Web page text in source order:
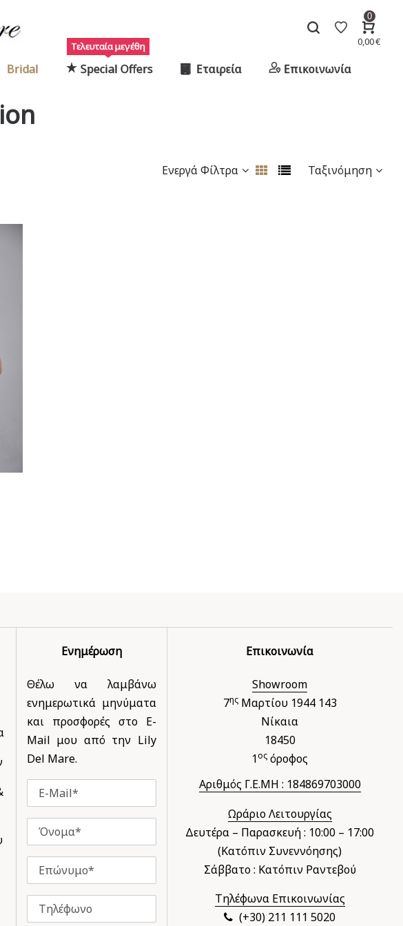
0
0,00€
Bridal Special Offers
Τελευταία μεγέθη
Εταιρεία Επικοινωνία
Ταξινόμηση
Ενεργά Φίλτρα
Ενημέρωση
Θέλω να λαμβάνω
ενημερωτικά μηνύματα
και προσφορές στο E-
Mail μου από την Lily
Del Mare.
Επικοινωνία
Showroom
7ηςΜαρτίου 1944 143
Νίκαια
18450
1ος όροφος
Αριθμός Γ.Ε.ΜΗ : 184869703000
Ωράριο Λειτουργίας
Δευτέρα – Παρασκευή : 10:00 – 17:00
(Κατόπιν Συνεννόησης)
Σάββατο : Κατόπιν Ραντεβού
Τηλέφωνα Επικοινωνίας
(+30) 211 111 5020